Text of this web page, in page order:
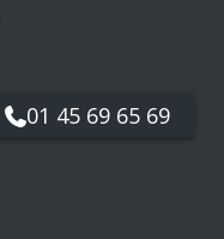
01 45 69 65 69